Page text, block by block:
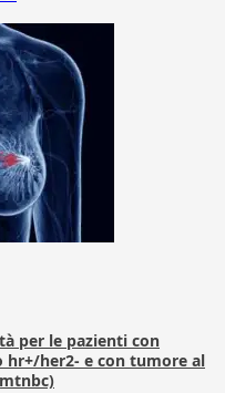
per le pazienti con
her2- e con tumore al